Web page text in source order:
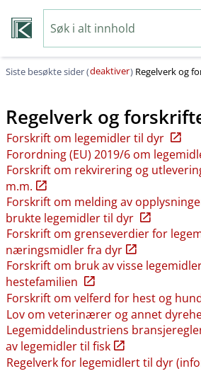
Siste besøkte sider (deaktiver) Regelverk og
Regelverk og
Forskrift om legemidler til dyr
Forordning (EU) 2019/6 om
Forskrift om rekvirering og
m.m.
Forskrift om melding av
brukte legemidler til dyr
Forskrift om grenseverdier for
næringsmidler fra dyr
Forskrift om bruk av visse
hestefamilien
Forskrift om velferd for hest og
Lov om veterinærer og annet
Legemiddelindustriens
av legemidler til fisk
Regelverk for legemidlert til dyr